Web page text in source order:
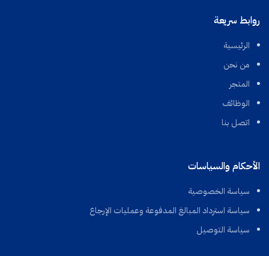
روابط سريعة
الرئيسية
من نحن
المتجر
الوظائف
اتصل بنا
الأحكام والسياسات
سياسة الخصوصية
سياسة استرداد المبالغ المدفوعة وعمليات الإرجاع
سياسة التوصيل